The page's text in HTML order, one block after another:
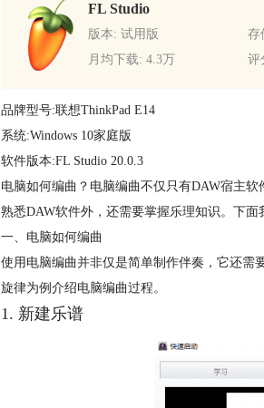
FL Studio
版本: 试用版 存
月均下载: 4.3万
评
品牌型号:联想ThinkPad E14
系统:Windows 10家庭版
软件版本:FL Studio 20.0.3
电脑如何编曲？电脑编曲不仅只有DAW宿主
熟悉DAW软件外，还需要掌握乐理知识。下面
一、电脑如何编曲
使用电脑编曲并非仅是简单制作伴奏，它还需
旋律为例介绍电脑编曲过程。
1. 新建乐谱